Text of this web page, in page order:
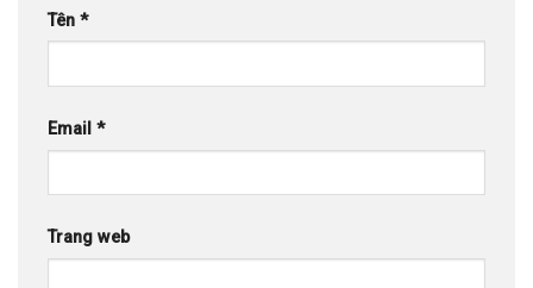
Tên *
Email *
Trang web